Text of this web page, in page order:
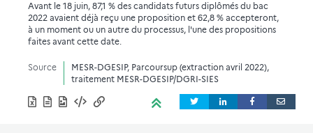
Avant le 18 juin, 87,1 % des candidats futurs diplômés du bac
2022 avaient déjà reçu une proposition et 62,8 % accepteront,
à un moment ou un autre du processus, l'une des propositions
faites avant cette date.
Source
MESR-DGESIP, Parcoursup (extraction avril 2022),
traitement MESR-DGESIP/DGRI-SIES